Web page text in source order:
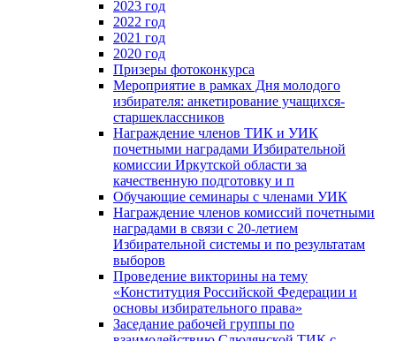
2023 год
2022 год
2021 год
2020 год
Призеры фотоконкурса
Мероприятие в рамках Дня молодого
избирателя: анкетирование учащихся-
старшеклассников
Награждение членов ТИК и УИК
почетными наградами Избирательной
комиссии Иркутской области за
качественную подготовку и п
Обучающие семинары с членами УИК
Награждение членов комиссий почетными
наградами в связи с 20-летием
Избирательной системы и по результатам
выборов
Проведение викторины на тему
«Конституция Российской Федерации и
основы избирательного права»
Заседание рабочей группы по